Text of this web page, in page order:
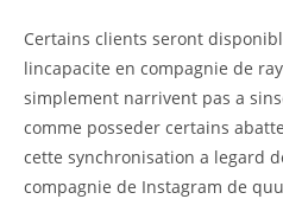
Certains clients seront
lincapacite en compagnie de
simplement narrivent pas a
comme posseder certains
cette synchronisation a legard
compagnie de Instagram de